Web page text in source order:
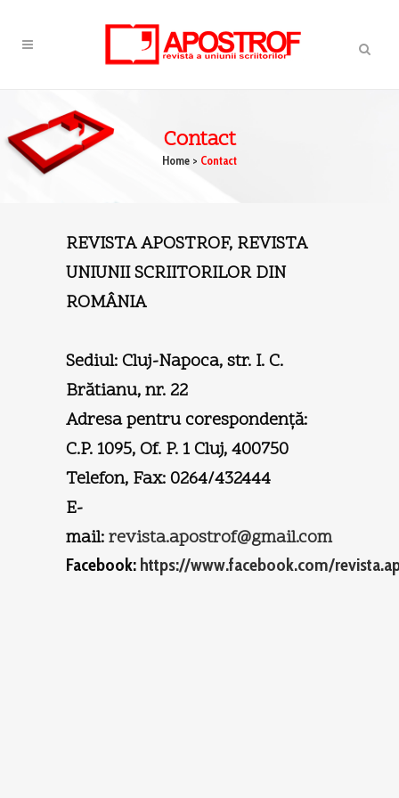
Contact
Home > Contact
REVISTA APOSTROF, REVISTA
UNIUNII SCRIITORILOR DIN
ROMÂNIA
Sediul: Cluj-Napoca, str. I. C.
Brătianu, nr. 22
Adresa pentru corespondenţă:
C.P. 1095, Of. P. 1 Cluj, 400750
Telefon, Fax: 0264/432444
E-
mail:revista.apostrof@gmail.com
Facebook: https://www.facebook.com/